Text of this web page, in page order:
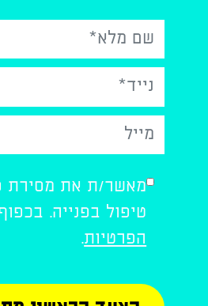
leave
this
field
מאשר/ת את מסירת
טיפול בפנייה.
הפרטיות.